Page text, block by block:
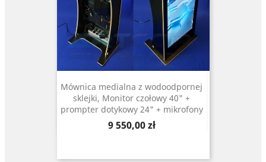
Mównica medialna z wodoodpornej
sklejki, Monitor czołowy 40" +
prompter dotykowy 24" + mikrofony
Cena
9 550,00 zł